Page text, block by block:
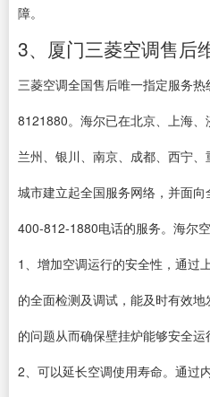
障。
3、厦门三菱空调售后
三菱空调全国售后唯一指定服务
8121880。海尔已在北京、上海、
兰州、银川、南京、成都、西宁
城市建立起全国服务网络，并面
400-812-1880电话的服务。海尔
1、增加空调运行的安全性，通过
的全面检测及调试，能及时有效
的问题从而确保壁挂炉能够安全运
2、可以延长空调使用寿命。通过